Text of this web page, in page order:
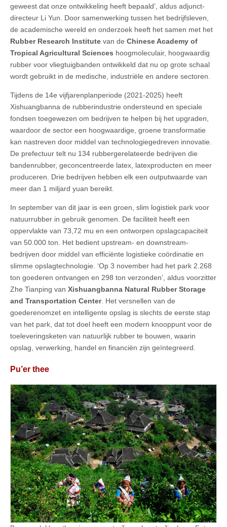
geweest dat onze ontwikkeling heeft bepaald’, aldus adjunct-
directeur Li Yun. Door samenwerking tussen het bedrijfsleven,
de academische wereld en onderzoek heeft het samen met het
Rubber Research Institute van de Chinese Academy of
Tropical Agricultural Sciences hoogmoleculair, hoogwaardig
rubber voor vliegtuigbanden ontwikkeld dat nu op grote schaal
wordt gebruikt in de medische, industriële en andere sectoren.
Tijdens de 14e vijfjarenplanperiode (2021-2025) heeft
Xishuangbanna de rubberindustrie ondersteund en speciale
fondsen toegewezen om bedrijven te helpen bij het upgraden,
waardoor de sector een hoogwaardige, groene transformatie
kan nastreven door middel van technologiegedreven innovatie.
De prefectuur telt nu 134 rubbergerelateerde bedrijven die
bandenrubber, geconcentreerde latex, latexproducten en meer
produceren. Drie bedrijven hebben elk een outputwaarde van
meer dan 1 miljard yuan bereikt.
In september van dit jaar is een groen, slim logistiek park voor
natuurrubber in gebruik genomen. De faciliteit heeft een
oppervlakte van 73,72 mu en een ontworpen opslagcapaciteit
van 50.000 ton. Het bedient upstream- en downstream-
bedrijven door middel van efficiënte logistieke coördinatie en
slimme opslagtechnologie. ‘Op 3 november had het park 2.268
ton goederen ontvangen en 298 ton verzonden’, aldus voorzitter
Zhe Tianping van Xishuangbanna Natural Rubber Storage
and Transportation Center. Het versnellen van de
goederenomzet en intelligente opslag is slechts de eerste stap
van het park, dat tot doel heeft een modern knooppunt voor de
toeleveringsketen van natuurlijk rubber te bouwen, waarin
opslag, verwerking, handel en financiën zijn geïntegreerd.
Pu’er thee